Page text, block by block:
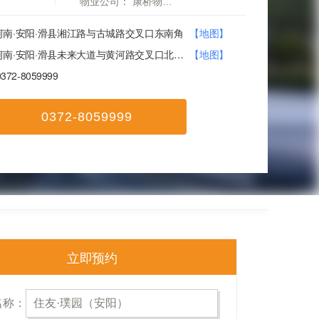
南·安阳·滑县湘江路与古城路交叉口东南角
【地图】
河南·安阳·滑县未来大道与黄河路交叉口北180米路东
【地图】
8059999
0372-8059999
立即预约
：